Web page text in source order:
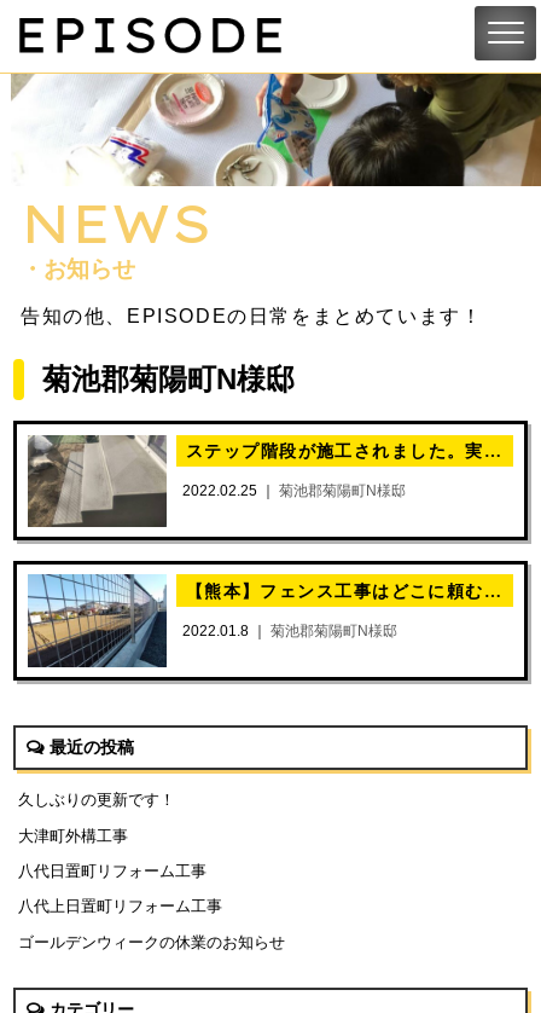
NEWS
・お知らせ
告知の他、EPISODEの日常をまとめています！
菊池郡菊陽町N様邸
ステップ階段が施工されました。実際の写真を公開！
2022.02.25 ｜ 菊池郡菊陽町N様邸
【熊本】フェンス工事はどこに頼む？そんな時もエピソードへお任せください
2022.01.8 ｜ 菊池郡菊陽町N様邸
最近の投稿
久しぶりの更新です！
大津町外構工事
八代日置町リフォーム工事
八代上日置町リフォーム工事
ゴールデンウィークの休業のお知らせ